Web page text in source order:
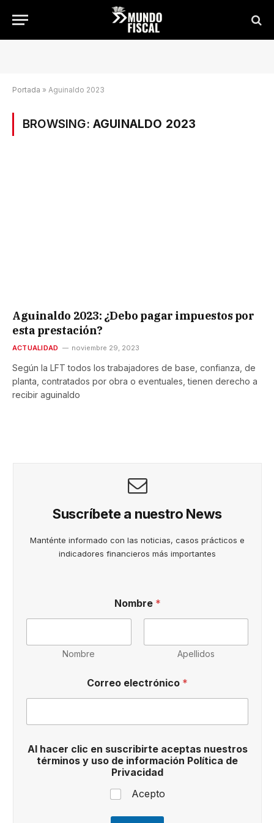
Portada » Aguinaldo 2023
BROWSING: AGUINALDO 2023
Aguinaldo 2023: ¿Debo pagar impuestos por
esta prestación?
ACTUALIDAD noviembre 29, 2023
Según la LFT todos los trabajadores de base, confianza, de
planta, contratados por obra o eventuales, tienen derecho a
recibir aguinaldo
Suscríbete a nuestro News
Manténte informado con las noticias, casos prácticos e
indicadores financieros más importantes
Nombre *
Nombre Apellidos
Correo electrónico *
n
N
o
b
Al hacer clic en suscribirte aceptas nuestros
términos y uso de información Política de
Privacidad
Acepto